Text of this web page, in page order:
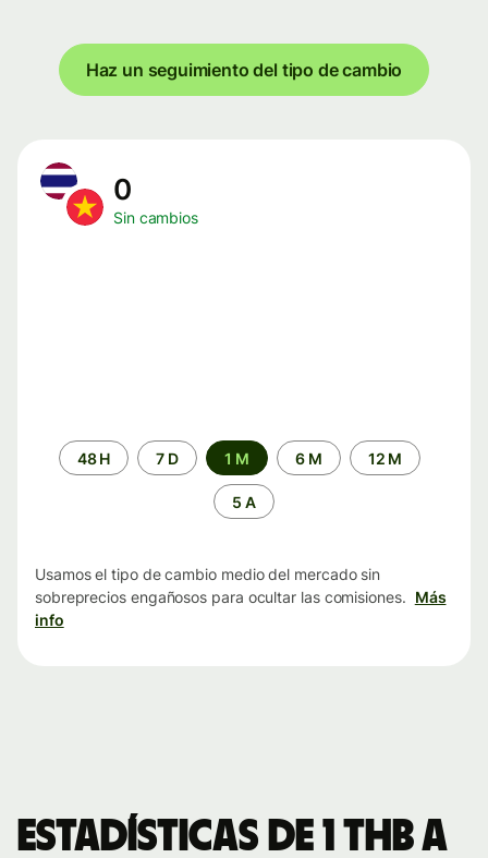
Haz un seguimiento del tipo de cambio
0
Sin cambios
Periodo48 H 7 D 1 M 6 M 12 M
5 A
Usamos el tipo de cambio medio del mercado sin
sobreprecios engañosos para ocultar las comisiones. Más
info
Estadísticas de 1 THB a